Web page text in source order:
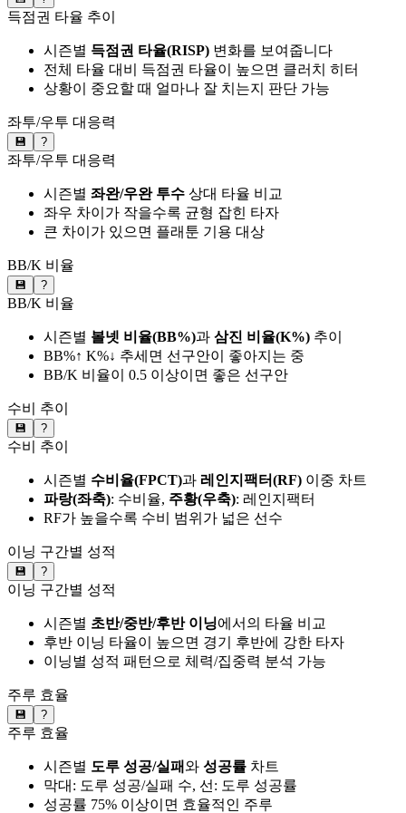
득점권 타율 추이
시즌별 득점권 타율(RISP) 변화를 보여줍니다
전체 타율 대비 득점권 타율이 높으면 클러치 히터
상황이 중요할 때 얼마나 잘 치는지 판단 가능
좌투/우투 대응력
💾 ?
좌투/우투 대응력
시즌별 좌완/우완 투수 상대 타율 비교
좌우 차이가 작을수록 균형 잡힌 타자
큰 차이가 있으면 플래툰 기용 대상
BB/K 비율
💾 ?
BB/K 비율
시즌별 볼넷 비율(BB%)과 삼진 비율(K%) 추이
BB%↑ K%↓ 추세면 선구안이 좋아지는 중
BB/K 비율이 0.5 이상이면 좋은 선구안
수비 추이
💾 ?
수비 추이
시즌별 수비율(FPCT)과 레인지팩터(RF) 이중 차트
파랑(좌축): 수비율, 주황(우축): 레인지팩터
RF가 높을수록 수비 범위가 넓은 선수
이닝 구간별 성적
💾 ?
이닝 구간별 성적
시즌별 초반/중반/후반 이닝에서의 타율 비교
후반 이닝 타율이 높으면 경기 후반에 강한 타자
이닝별 성적 패턴으로 체력/집중력 분석 가능
주루 효율
💾 ?
주루 효율
시즌별 도루 성공/실패와 성공률 차트
막대: 도루 성공/실패 수, 선: 도루 성공률
성공률 75% 이상이면 효율적인 주루